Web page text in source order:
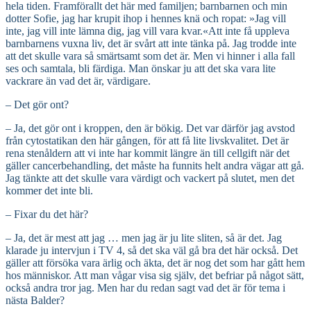
hela tiden. Framförallt det här med familjen; barnbarnen och min
dotter Sofie, jag har krupit ihop i hennes knä och ropat: »Jag vill
inte, jag vill inte lämna dig, jag vill vara kvar.«Att inte få uppleva
barnbarnens vuxna liv, det är svårt att inte tänka på. Jag trodde inte
att det skulle vara så smärtsamt som det är. Men vi hinner i alla fall
ses och samtala, bli färdiga. Man önskar ju att det ska vara lite
vackrare än vad det är, värdigare.
– Det gör ont?
– Ja, det gör ont i kroppen, den är bökig. Det var därför jag avstod
från cytostatikan den här gången, för att få lite livskvalitet. Det är
rena stenåldern att vi inte har kommit längre än till cellgift när det
gäller cancerbehandling, det måste ha funnits helt andra vägar att gå.
Jag tänkte att det skulle vara värdigt och vackert på slutet, men det
kommer det inte bli.
– Fixar du det här?
– Ja, det är mest att jag … men jag är ju lite sliten, så är det. Jag
klarade ju intervjun i TV 4, så det ska väl gå bra det här också. Det
gäller att försöka vara ärlig och äkta, det är nog det som har gått hem
hos människor. Att man vågar visa sig själv, det befriar på något sätt,
också andra tror jag. Men har du redan sagt vad det är för tema i
nästa Balder?